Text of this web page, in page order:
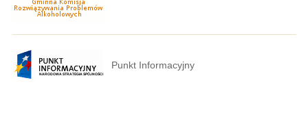
Punkt Informacyjny